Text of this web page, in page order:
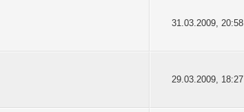
31.03.2009, 20:58
29.03.2009, 18:27